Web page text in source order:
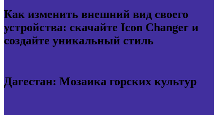
Как изменить внешний вид своего
устройства: скачайте Icon Changer и
создайте уникальный стиль
Дагестан: Мозаика горских культур